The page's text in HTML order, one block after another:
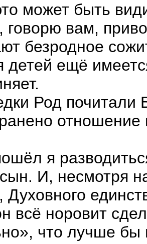
может быть
говорю вам,
безродное
детей ещё
Род почитали
я
И, несмотря
всё норовит
что лучше бы